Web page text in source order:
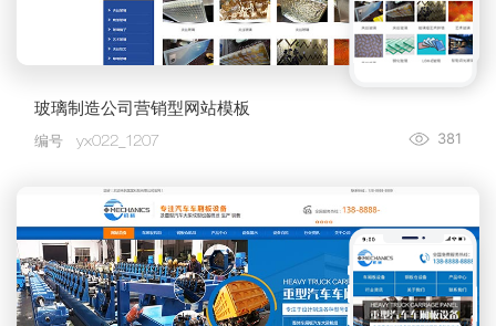
玻璃制造公司营销型网站模板
381
编号 yx022_1207